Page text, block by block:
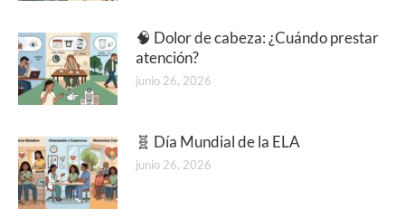
🧠 Dolor de cabeza: ¿Cuándo prestar
atención?
junio 26, 2026
🧬 Día Mundial de la ELA
junio 26, 2026